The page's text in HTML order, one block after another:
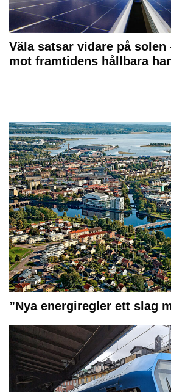
Väla satsar vidare på
mot framtidens hållbara
”Nya energiregler ett slag